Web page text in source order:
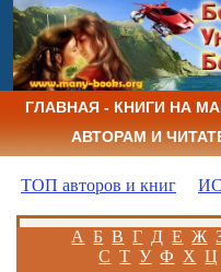
ГЛАВНАЯ - КНИГИ НА
АВТОРАМ И
ТОП авторов и книг
А Б В Г Д Е Ж
С Т У Ф Х Ц